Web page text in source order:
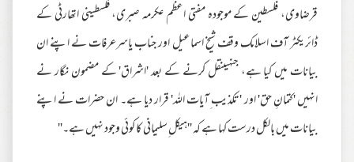
قرضاوی، فلسطین کے موجودہ مفتی اعظم عکرمہ صبری، فلسطینی اتھارٹی کے
ڈائریکٹر آف اسلامک وقف شیخ اسماعیل اور جناب یاسرعرفات نے اپنے ان
بیانات میں کیا ہے، جنہیںنقل کرنے کے بعد 'اشراق' کے مضمون نگار نے
انہیں 'کتمانِ حق' اور 'تکذیب ِآیات اللہ' قرار دیا ہے۔ ان حضرات نے اپنے
بیانات میں بالکل درست کہا ہے کہ ''ہیکل ِسلیمانی کا کوئی وجود نہیں ہے۔''